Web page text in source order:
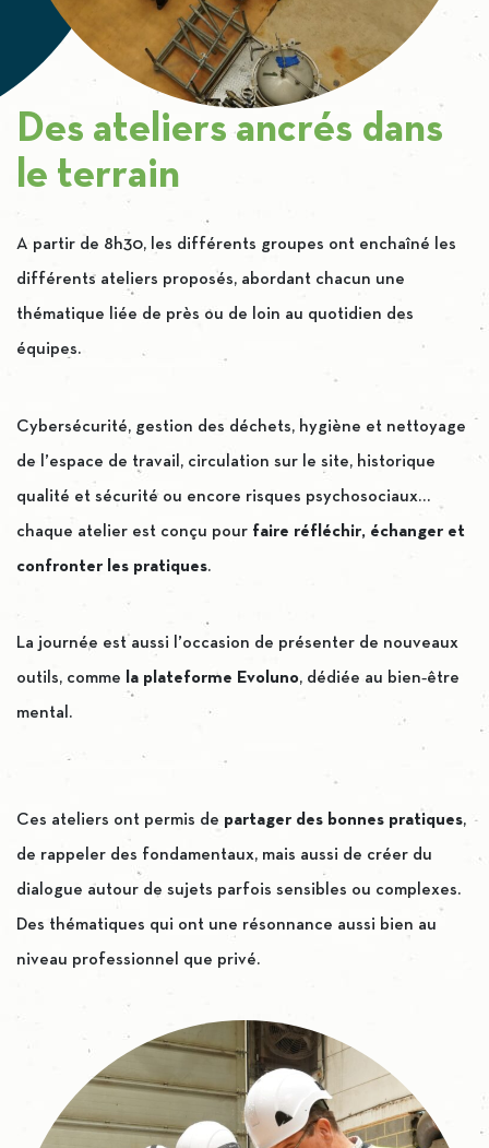
Des ateliers ancrés dans
le terrain
A partir de 8h30, les différents groupes ont enchaîné les
différents ateliers proposés, abordant chacun une
thématique liée de près ou de loin au quotidien des
équipes.
Cybersécurité, gestion des déchets, hygiène et nettoyage
de l’espace de travail, circulation sur le site, historique
qualité et sécurité ou encore risques psychosociaux…
chaque atelier est conçu pour faire réfléchir, échanger et
confronter les pratiques.
La journée est aussi l’occasion de présenter de nouveaux
outils, comme la plateforme Evoluno, dédiée au bien‑être
mental.
Ces ateliers ont permis de partager des bonnes pratiques,
de rappeler des fondamentaux, mais aussi de créer du
dialogue autour de sujets parfois sensibles ou complexes.
Des thématiques qui ont une résonnance aussi bien au
niveau professionnel que privé.